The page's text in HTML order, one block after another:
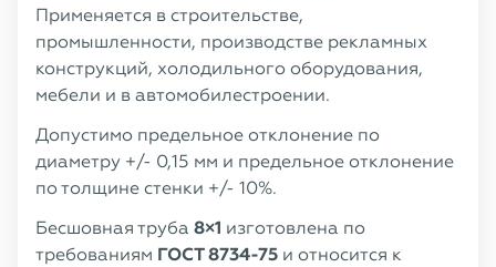
Применяется в строительстве,
промышленности, производстве рекламных
конструкций, холодильного оборудования,
мебели и в автомобилестроении.
Допустимо предельное отклонение по
диаметру +/- 0,15 мм и предельное отклонение
по толщине стенки +/- 10%.
Бесшовная труба 8×1 изготовлена по
требованиям ГОСТ 8734-75 и относится к